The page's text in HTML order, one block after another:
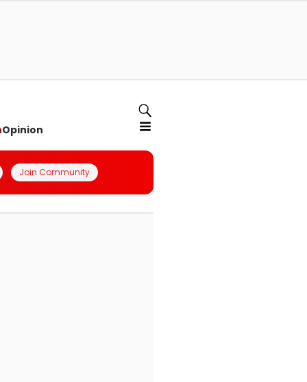
Opinion
Join Community